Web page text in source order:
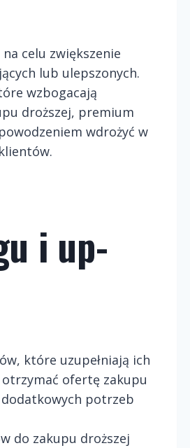
celu zwiększenie
lub ulepszonych.
wzbogacają
droższej, premium
wdrożyć w
i up-
które uzupełniają ich
ofertę zakupu
potrzeb
do zakupu droższej